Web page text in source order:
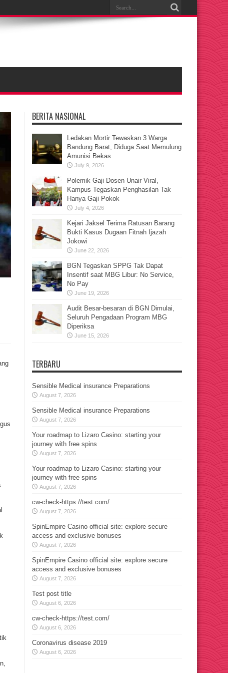
BERITA NASIONAL
Ledakan Mortir Tewaskan 3 Warga
Bandung Barat, Diduga Saat Memulung
Amunisi Bekas
July 9, 2026
Polemik Gaji Dosen Unair Viral,
Kampus Tegaskan Penghasilan Tak
Hanya Gaji Pokok
July 4, 2026
Kejari Jaksel Terima Ratusan Barang
Bukti Kasus Dugaan Fitnah Ijazah
Jokowi
June 22, 2026
BGN Tegaskan SPPG Tak Dapat
Insentif saat MBG Libur: No Service,
No Pay
June 19, 2026
Audit Besar-besaran di BGN Dimulai,
Seluruh Pengadaan Program MBG
Diperiksa
June 15, 2026
TERBARU
Sensible Medical insurance Preparations
August 7, 2026
Sensible Medical insurance Preparations
August 7, 2026
Your roadmap to Lizaro Casino: starting your
journey with free spins
August 7, 2026
Your roadmap to Lizaro Casino: starting your
journey with free spins
August 7, 2026
cw-check-https://test.com/
August 7, 2026
SpinEmpire Casino official site: explore secure
access and exclusive bonuses
August 7, 2026
SpinEmpire Casino official site: explore secure
access and exclusive bonuses
August 7, 2026
Test post title
August 6, 2026
cw-check-https://test.com/
August 6, 2026
Coronavirus disease 2019
August 6, 2026